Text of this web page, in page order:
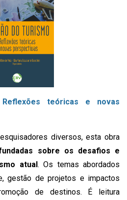
teóricas e novas
diversos, esta obra
sobre os desafios e
atual. Os temas abordados
gestão de projetos e impactos
de destinos. É leitura